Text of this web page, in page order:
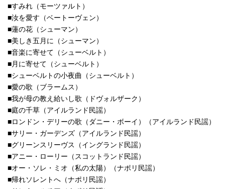
■すみれ（モーツァルト）
■汝を愛す（ベートーヴェン）
■蓮の花（シューマン）
■美しき五月に（シューマン）
■音楽に寄せて（シューベルト）
■月に寄せて（シューベルト）
■シューベルトの小夜曲（シューベルト）
■愛の歌（ブラームス）
■我が母の教え給いし歌（ドヴォルザーク）
■庭の千草（アイルランド民謡）
■ロンドン・デリーの歌（ダニー・ボーイ）（アイルランド民謡）
■サリー・ガーデンズ（アイルランド民謡）
■グリーンスリーヴス（イングランド民謡）
■アニー・ローリー（スコットランド民謡）
■オー・ソレ・ミオ（私の太陽）（ナポリ民謡）
■帰れソレントへ（ナポリ民謡）